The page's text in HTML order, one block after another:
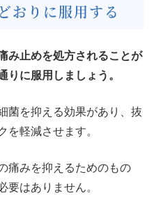
おりに服用する
み止めを処方されることが
りに服用しましょう。
菌を抑える効果があり、抜
を軽減させます。
痛みを抑えるためのもの
要はありません。